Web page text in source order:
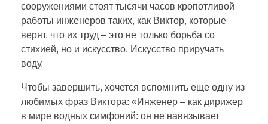
сооружениями стоят тысячи часов кропотливой
работы инженеров таких, как Виктор, которые
верят, что их труд – это не только борьба со
стихией, но и искусство. Искусство приручать
воду.
Чтобы завершить, хочется вспомнить еще одну из
любимых фраз Виктора: «Инженер – как дирижер
в мире водных симфоний: он не навязывает